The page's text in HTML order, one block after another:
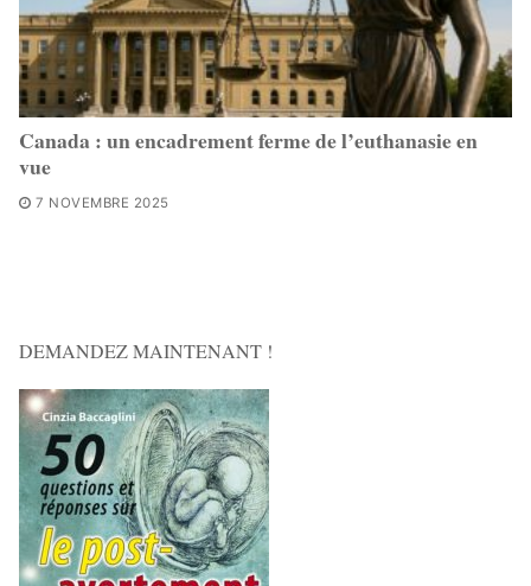
Canada : un encadrement ferme de l’euthanasie en
vue
7 NOVEMBRE 2025
DEMANDEZ MAINTENANT !